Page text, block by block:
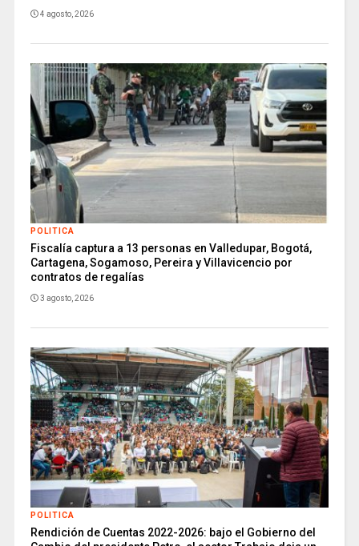
4 agosto, 2026
POLITICA
Fiscalía captura a 13 personas en Valledupar, Bogotá,
Cartagena, Sogamoso, Pereira y Villavicencio por
contratos de regalías
3 agosto, 2026
POLITICA
Rendición de Cuentas 2022-2026: bajo el Gobierno del